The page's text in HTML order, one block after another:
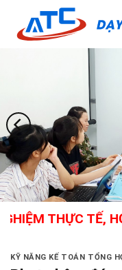
content
THỰC TẾ,
KỸ NĂNG KẾ TOÁN TỔNG